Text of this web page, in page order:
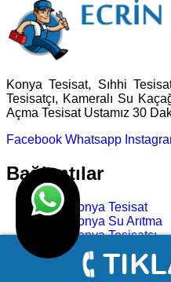
Konya Tesisat, Sıhhi
Tesisatçı, Kameralı Su
Açma Tesisat Ustamız 30
Facebook Whatsapp
Bağlantılar
Konya Tesisat
Konya Su Arıtma
Konya Tesisatçı
Konya Su Kaçağı
Konya Tıkanıklık
Konya Çeşmeci